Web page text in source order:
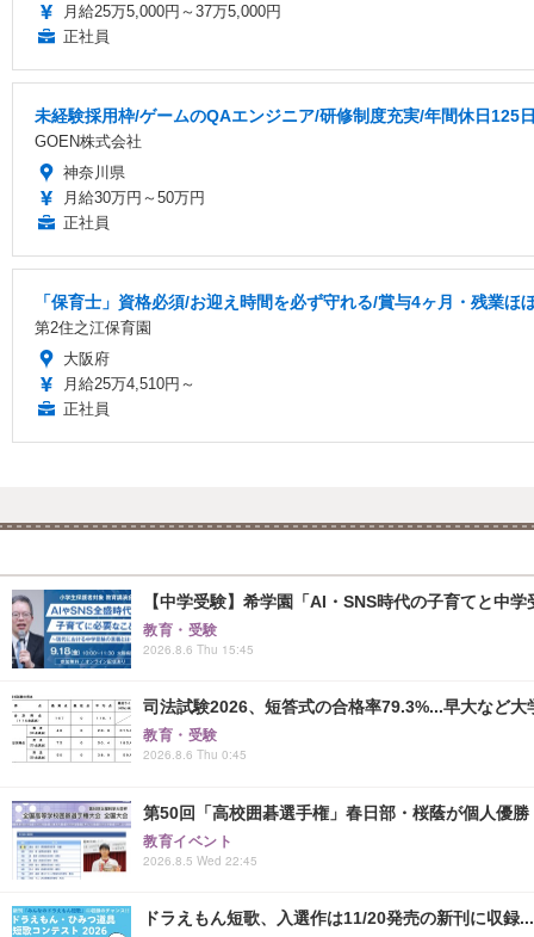
月給25万5,000円～37万5,000円
正社員
未経験採用枠/ゲームのQAエンジニア/研修制度充実/年間休日125
GOEN株式会社
神奈川県
月給30万円～50万円
正社員
「保育士」資格必須/お迎え時間を必ず守れる/賞与4ヶ月・残業ほ
第2住之江保育園
大阪府
月給25万4,510円～
正社員
【中学受験】希学園「AI・SNS時代の子育てと中
教育・受験
2026.8.6 Thu 15:45
司法試験2026、短答式の合格率79.3%...早大など大
教育・受験
2026.8.6 Thu 0:45
第50回「高校囲碁選手権」春日部・桜蔭が個人優勝
教育イベント
2026.8.5 Wed 22:45
ドラえもん短歌、入選作は11/20発売の新刊に収録